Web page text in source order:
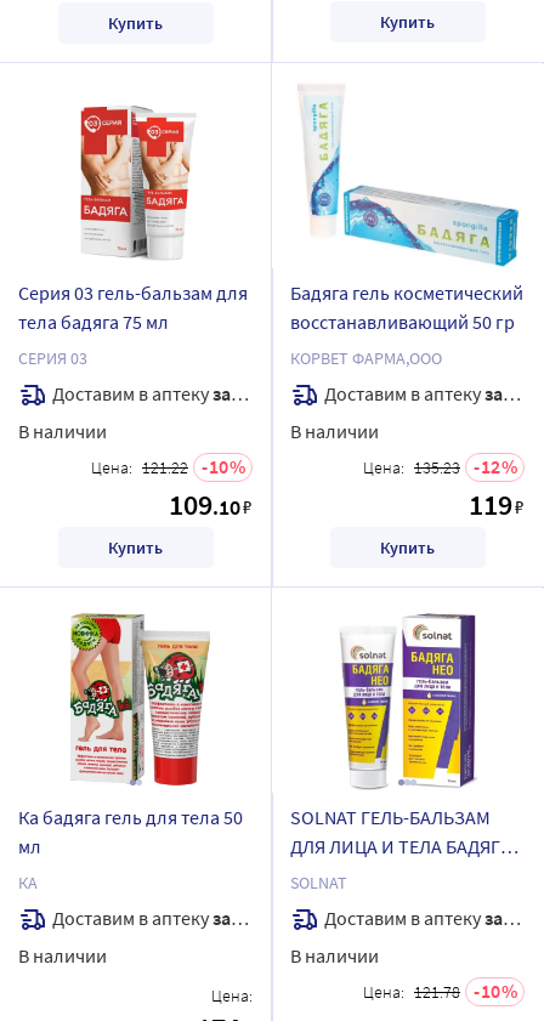
Купить Купить
Серия 03 гель-бальзам для
тела бадяга 75 мл
СЕРИЯ 03
Доставим в аптекузавтра
В наличии
Цена: 121.22 10
109.10₽
Купить
Бадяга гель косметический
восстанавливающий 50 гр
КОРВЕТ ФАРМА,ООО
Доставим в аптекузавтра
В наличии
Цена: 135.23 12
119₽
Купить
Ка бадяга гель для тела 50
мл
КА
Доставим в аптекузавтра
В наличии
Цена:
SOLNAT ГЕЛЬ-БАЛЬЗАМ
ДЛЯ ЛИЦА И ТЕЛА БАДЯГА
НЕО 75МЛ
SOLNAT
Доставим в аптекузавтра
В наличии
Цена: 121.78 10